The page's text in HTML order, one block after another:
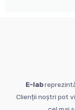
E-lab
Clienții noștri pot